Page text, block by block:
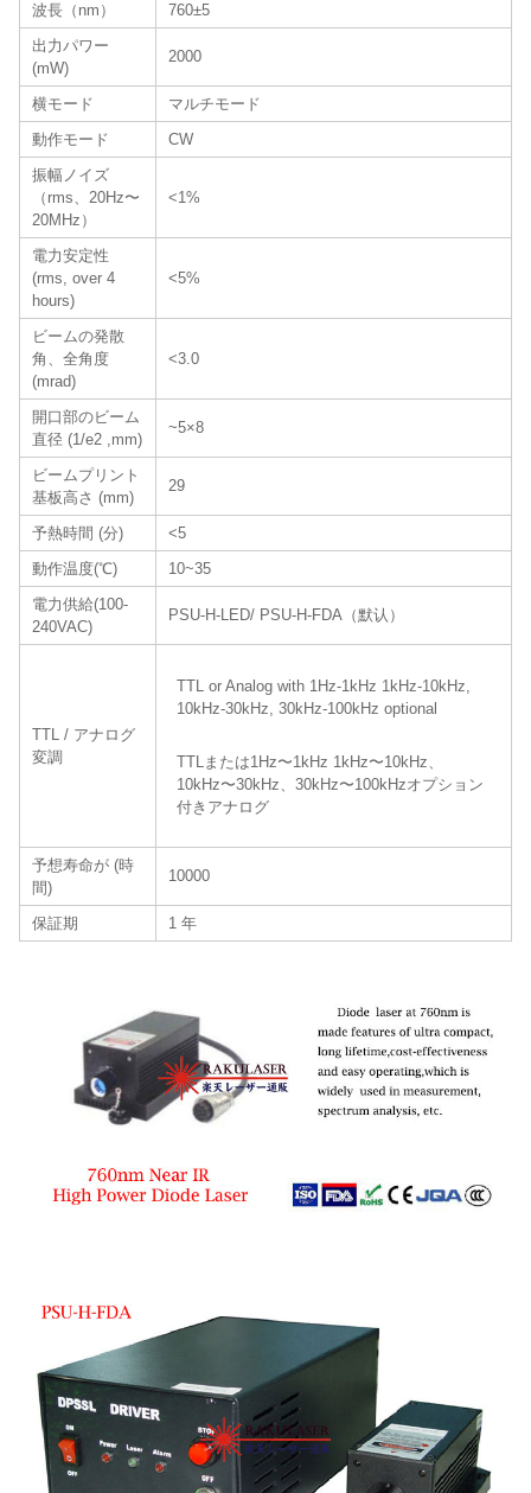
波長（nm）
760±5
出力パワー
(mW)
2000
横モード
マルチモード
動作モード
CW
振幅ノイズ
（rms、20Hz〜
20MHz）
<1%
電力安定性
(rms, over 4
hours)
<5%
ビームの発散
角、全角度
(mrad)
<3.0
開口部のビーム
直径 (1/e2 ,mm)
~5×8
ビームプリント
基板高さ (mm)
29
予熱時間 (分)
<5
動作温度(℃)
10~35
電力供給(100-
240VAC)
PSU-H-LED/ PSU-H-FDA（默认）
TTL / アナログ
変調
TTL or Analog with 1Hz-1kHz 1kHz-10kHz,
10kHz-30kHz, 30kHz-100kHz optional
TTLまたは1Hz〜1kHz 1kHz〜10kHz、
10kHz〜30kHz、30kHz〜100kHzオプション
付きアナログ
予想寿命が (時
間)
10000
保証期 1 年